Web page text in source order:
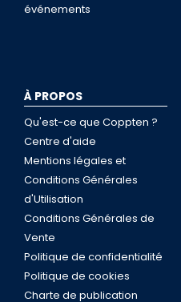
événements
À PROPOS
Qu'est-ce que Coppten ?
Centre d'aide
Mentions légales et
Conditions Générales
d'Utilisation
Conditions Générales de
Vente
Politique de confidentialité
Politique de cookies
Charte de publication